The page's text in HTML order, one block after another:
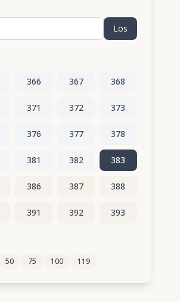
Los
366 367 368
371 372 373
376 377 378
381 382 383
386 387 388
391 392 393
401 402
50 75 100 119